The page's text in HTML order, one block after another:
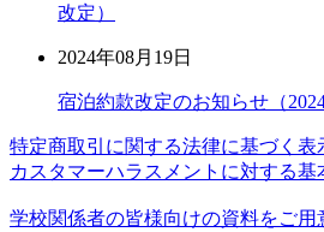
改定）
2024年08月19日
宿泊約款改定のお知らせ（
特定商取引に関する法律に基づく表
カスタマーハラスメントに対する基
学校関係者の皆様向けの資料をご用